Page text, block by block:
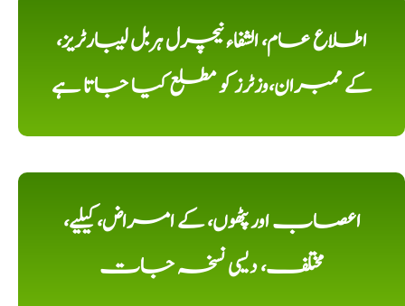
اطلاع عام، الشفاء نیچرل ہربل لیبارٹریز،
کے ممبران،وزٹرز کو مطلع کیا جاتا ہے
اعصاب اور پٹھوں، کے امراض، کیلیے،
مختلف، دیسی نسخہ جات